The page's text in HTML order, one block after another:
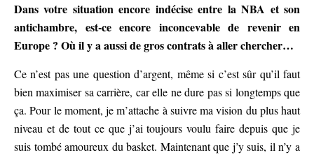
Dans votre situation encore indécise entre la NBA et son
antichambre, est-ce encore inconcevable de revenir en
Europe ? Où il y a aussi de gros contrats à aller chercher…
Ce n’est pas une question d’argent, même si c’est sûr qu’il faut
bien maximiser sa carrière, car elle ne dure pas si longtemps que
ça. Pour le moment, je m’attache à suivre ma vision du plus haut
niveau et de tout ce que j’ai toujours voulu faire depuis que je
suis tombé amoureux du basket. Maintenant que j’y suis, il n’y a